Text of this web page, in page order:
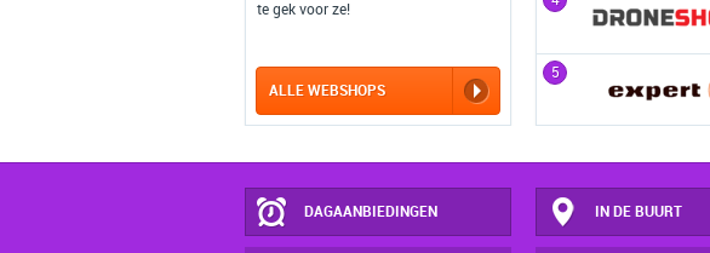
te gek voor ze!
ALLE WEBSHOPS
5
DAGAANBIEDINGEN IN DE BUURT